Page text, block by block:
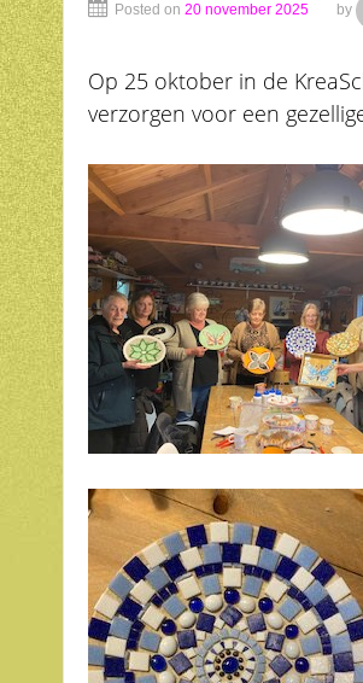
Posted on 20 november 2025 by
Op 25 oktober in de
verzorgen voor een